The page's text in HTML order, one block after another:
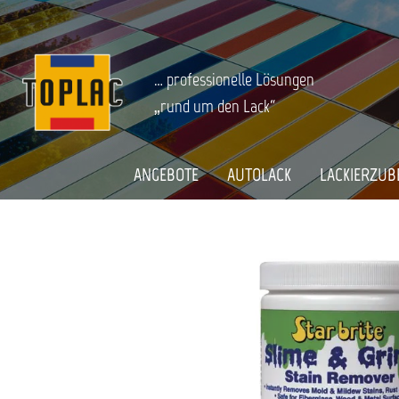
Zur Hauptnavigation springen
… professionelle Lösungen
„rund um den Lack“
ANGEBOTE AUTOLACK
Startseite BOOT & CARAVAN Reiniger & Shampoo
STAR BRITE SLIME & GRIME
Bildergalerie überspringen